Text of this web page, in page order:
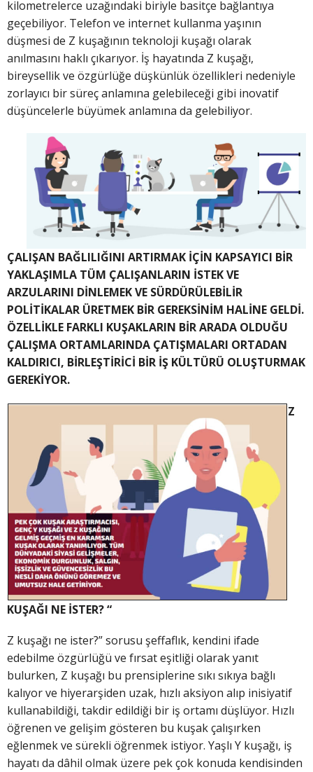
kilometrelerce uzağındaki biriyle basitçe bağlantıya
geçebiliyor. Telefon ve internet kullanma yaşının
düşmesi de Z kuşağının teknoloji kuşağı olarak
anılmasını haklı çıkarıyor. İş hayatında Z kuşağı,
bireysellik ve özgürlüğe düşkünlük özellikleri nedeniyle
zorlayıcı bir süreç anlamına gelebileceği gibi inovatif
düşüncelerle büyümek anlamına da gelebiliyor.
ÇALIŞAN BAĞLILIĞINI ARTIRMAK İÇİN KAPSAYICI BİR
YAKLAŞIMLA TÜM ÇALIŞANLARIN İSTEK VE
ARZULARINI DİNLEMEK VE SÜRDÜRÜLEBİLİR
POLİTİKALAR ÜRETMEK BİR GEREKSİNİM HALİNE GELDİ.
ÖZELLİKLE FARKLI KUŞAKLARIN BİR ARADA OLDUĞU
ÇALIŞMA ORTAMLARINDA ÇATIŞMALARI ORTADAN
KALDIRICI, BİRLEŞTİRİCİ BİR İŞ KÜLTÜRÜ OLUŞTURMAK
GEREKİYOR.
Z
KUŞAĞI NE İSTER? “
Z kuşağı ne ister?” sorusu şeffaflık, kendini ifade
edebilme özgürlüğü ve fırsat eşitliği olarak yanıt
bulurken, Z kuşağı bu prensiplerine sıkı sıkıya bağlı
kalıyor ve hiyerarşiden uzak, hızlı aksiyon alıp inisiyatif
kullanabildiği, takdir edildiği bir iş ortamı düşlüyor. Hızlı
öğrenen ve gelişim gösteren bu kuşak çalışırken
eğlenmek ve sürekli öğrenmek istiyor. Yaşlı Y kuşağı, iş
hayatı da dâhil olmak üzere pek çok konuda kendisinden